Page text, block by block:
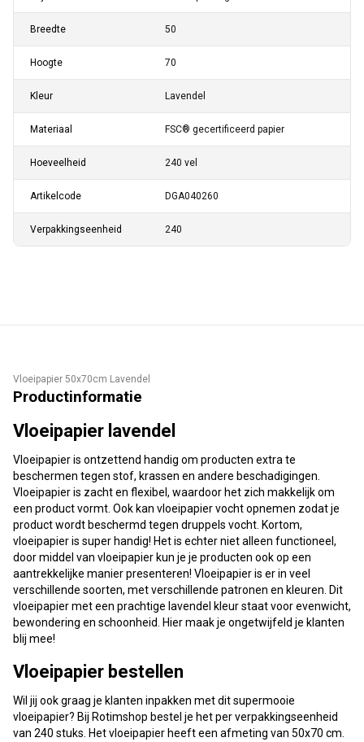
Breedte 50
Hoogte 70
Kleur Lavendel
Materiaal FSC® gecertificeerd papier
Hoeveelheid 240 vel
Artikelcode DGA040260
Verpakkingseenheid 240
Vloeipapier 50x70cm Lavendel
Productinformatie
Vloeipapier lavendel
Vloeipapier is ontzettend handig om producten extra te
beschermen tegen stof, krassen en andere beschadigingen.
Vloeipapier is zacht en flexibel, waardoor het zich makkelijk om
een product vormt. Ook kan vloeipapier vocht opnemen zodat je
product wordt beschermd tegen druppels vocht. Kortom,
vloeipapier is super handig! Het is echter niet alleen functioneel,
door middel van vloeipapier kun je je producten ook op een
aantrekkelijke manier presenteren! Vloeipapier is er in veel
verschillende soorten, met verschillende patronen en kleuren. Dit
vloeipapier met een prachtige lavendel kleur staat voor evenwicht,
bewondering en schoonheid. Hier maak je ongetwijfeld je klanten
blij mee!
Vloeipapier bestellen
Wil jij ook graag je klanten inpakken met dit supermooie
vloeipapier? Bij Rotimshop bestel je het per verpakkingseenheid
van 240 stuks. Het vloeipapier heeft een afmeting van 50x70 cm.